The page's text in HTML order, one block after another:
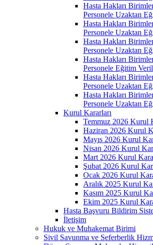
Hasta Hakları
Personele Uzaktan
Hasta Hakları
Personele Uzaktan
Hasta Hakları
Personele Uzaktan
Hasta Hakları
Personele Eğitim
Hasta Hakları
Personele Uzaktan
Hasta Hakları
Personele Uzaktan
Kurul Kararları
Temmuz 2026 Kurul
Haziran 2026 Kurul
Mayıs 2026 Kurul
Nisan 2026 Kurul
Mart 2026 Kurul
Şubat 2026 Kurul
Ocak 2026 Kurul
Aralık 2025 Kurul
Kasım 2025 Kurul
Ekim 2025 Kurul
Hasta Başvuru Bildirim
İletişim
Hukuk ve Muhakemat Birimi
Sivil Savunma ve Seferberlik